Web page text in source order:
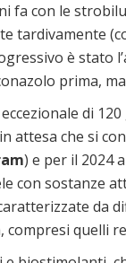
fa con le
tardivamente
è stato
prima,
di
attesa che si
) e per il 2024
con sostanze
da
quelli